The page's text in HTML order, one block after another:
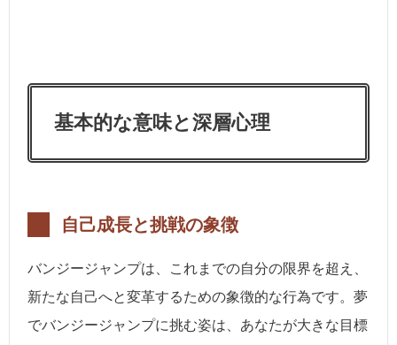
基本的な意味と深層心理
自己成長と挑戦の象徴
バンジージャンプは、これまでの自分の限界を超え、
新たな自己へと変革するための象徴的な行為です。夢
でバンジージャンプに挑む姿は、あなたが大きな目標